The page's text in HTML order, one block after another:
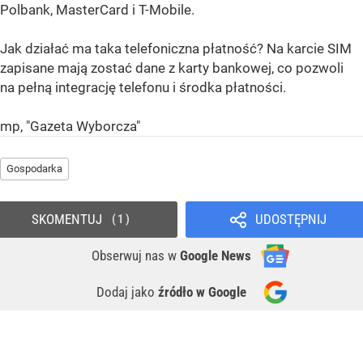
Polbank, MasterCard i T-Mobile.
Jak działać ma taka telefoniczna płatność? Na karcie SIM
zapisane mają zostać dane z karty bankowej, co pozwoli
na pełną integrację telefonu i środka płatności.
mp, "Gazeta Wyborcza"
Gospodarka
UDOSTĘPNIJ
Obserwuj nas w Google News
Dodaj jako źródło w Google
SKOMENTUJ 1